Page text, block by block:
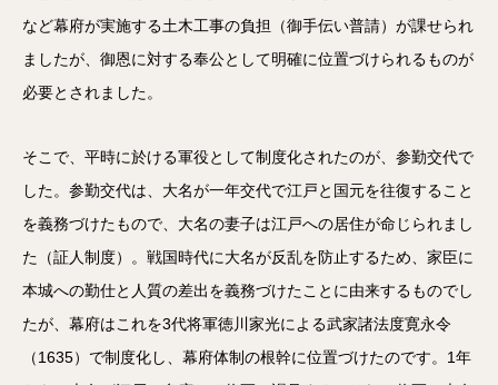
など幕府が実施する土木工事の負担（御手伝い普請）が課せられ
ましたが、御恩に対する奉公として明確に位置づけられるものが
必要とされました。
そこで、平時に於ける軍役として制度化されたのが、参勤交代で
した。参勤交代は、大名が一年交代で江戸と国元を往復すること
を義務づけたもので、大名の妻子は江戸への居住が命じられまし
た（証人制度）。戦国時代に大名が反乱を防止するため、家臣に
本城への勤仕と人質の差出を義務づけたことに由来するものでし
たが、幕府はこれを3代将軍徳川家光による武家諸法度寛永令
（1635）で制度化し、幕府体制の根幹に位置づけたのです。1年